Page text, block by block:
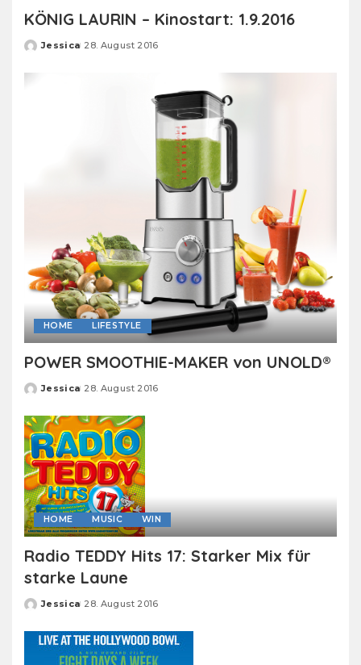
KÖNIG LAURIN – Kinostart: 1.9.2016
Posted
Jessica 28. August 2016
HOME LIFESTYLE
POWER SMOOTHIE-MAKER von UNOLD®
Posted
Jessica 28. August 2016
HOME MUSIC WIN
Radio TEDDY Hits 17: Starker Mix für
starke Laune
Posted
Jessica 28. August 2016